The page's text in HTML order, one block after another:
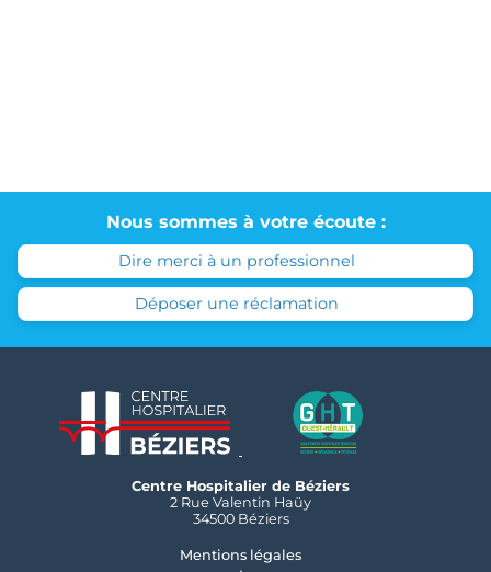
Nous sommes à votre écoute :
Dire merci à un professionnel
Déposer une réclamation
Centre Hospitalier de Béziers
2 Rue Valentin Haüy
34500 Béziers
Mentions légales